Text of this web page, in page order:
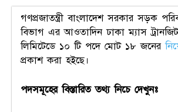
গণপ্রজাতন্ত্রী বাংলাদেশ সরকার সড়ক
বিভাগ এর আওতাদিন ঢাকা ম্যাস
লিমিটেডে ১০ টি পদে মোট ১৮ জনের
প্রকাশ করা হইছে।
পদসমূহের বিস্তারিত তথ্য নিচে দেখুনঃ